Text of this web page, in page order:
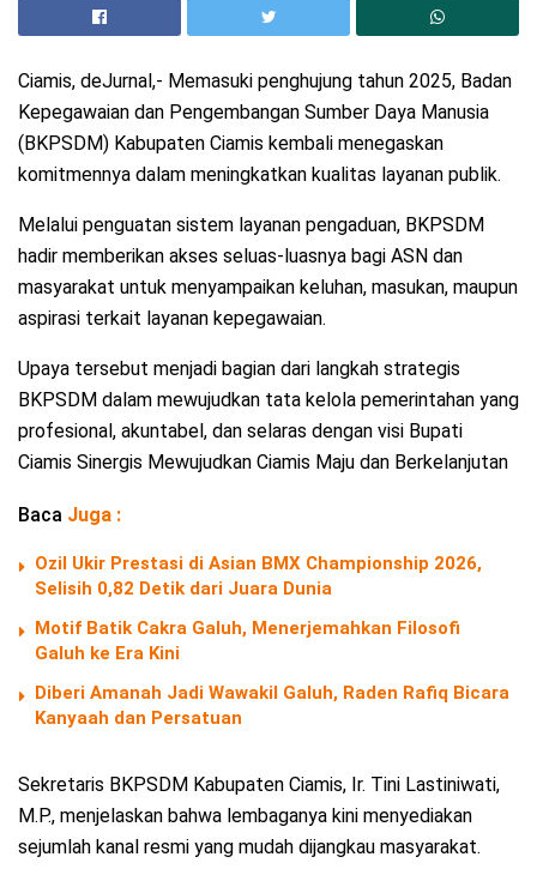
Ciamis, deJurnal,- Memasuki penghujung tahun 2025, Badan
Kepegawaian dan Pengembangan Sumber Daya Manusia
(BKPSDM) Kabupaten Ciamis kembali menegaskan
komitmennya dalam meningkatkan kualitas layanan publik.
Melalui penguatan sistem layanan pengaduan, BKPSDM
hadir memberikan akses seluas-luasnya bagi ASN dan
masyarakat untuk menyampaikan keluhan, masukan, maupun
aspirasi terkait layanan kepegawaian.
Upaya tersebut menjadi bagian dari langkah strategis
BKPSDM dalam mewujudkan tata kelola pemerintahan yang
profesional, akuntabel, dan selaras dengan visi Bupati
Ciamis Sinergis Mewujudkan Ciamis Maju dan Berkelanjutan
Baca Juga :
Ozil Ukir Prestasi di Asian BMX Championship 2026,
Selisih 0,82 Detik dari Juara Dunia
Motif Batik Cakra Galuh, Menerjemahkan Filosofi
Galuh ke Era Kini
Diberi Amanah Jadi Wawakil Galuh, Raden Rafiq Bicara
Kanyaah dan Persatuan
Sekretaris BKPSDM Kabupaten Ciamis, Ir. Tini Lastiniwati,
M.P., menjelaskan bahwa lembaganya kini menyediakan
sejumlah kanal resmi yang mudah dijangkau masyarakat.